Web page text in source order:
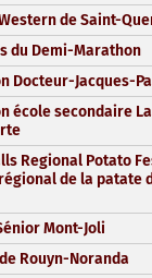
de Saint-
du Demi-Marathon
Docteur-Jacques-
école secondaire La
Regional Potato
de la patate
Mont-Joli
Rouyn-Noranda